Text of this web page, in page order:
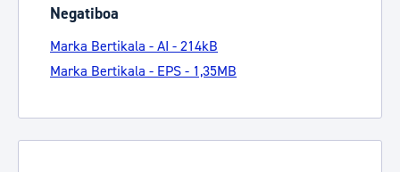
Negatiboa
Marka Bertikala - AI - 214kB
Marka Bertikala - EPS - 1,35MB